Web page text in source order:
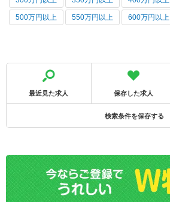
500万円以上 550万円以上 600万円以上
最近見た求人 保存した求人
検索条件を保存する